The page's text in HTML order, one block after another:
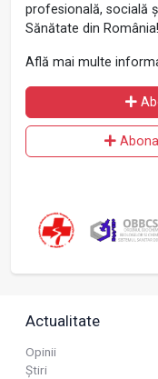
profesională, socială
Sănătate din România!
Află mai multe
Actualitate
Opinii
Știri